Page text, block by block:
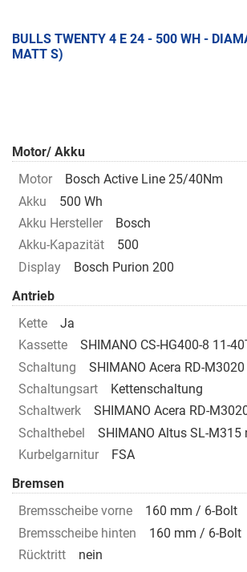
BULLS TWENTY 4 E 24 - 500 WH -
MATT S)
Motor/ Akku
Motor
Bosch Active Line 25/40Nm
Akku
500 Wh
Akku Hersteller
Bosch
Akku-Kapazität
500
Display
Bosch Purion 200
Antrieb
Kette
Ja
Kassette
SHIMANO CS-HG400-8 11-
Schaltung
SHIMANO Acera RD-M3020
Schaltungsart
Kettenschaltung
Schaltwerk
SHIMANO Acera RD-
Schalthebel
SHIMANO Altus SL-M315
Kurbelgarnitur
FSA
Bremsen
Bremsscheibe vorne
160 mm / 6-Bolt
Bremsscheibe hinten
160 mm / 6-Bolt
Rücktritt
nein